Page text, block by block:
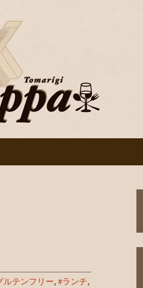
アンバ
などもありカウ
ルテンフリー, #ランチ,